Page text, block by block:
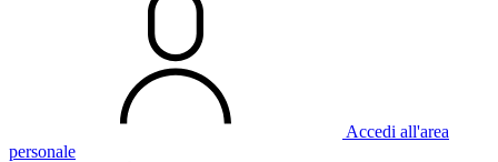
Accedi all'area
personale